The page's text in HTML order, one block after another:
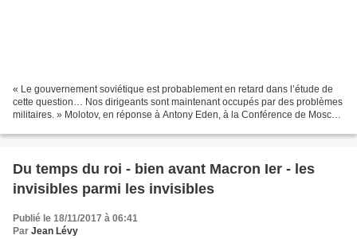
« Le gouvernement soviétique est probablement en retard dans l’étude de
cette question… Nos dirigeants sont maintenant occupés par des problèmes
militaires. » Molotov, en réponse à Antony Eden, à la Conférence de Moscou
Du temps du roi - bien avant Macron Ier - les
invisibles parmi les invisibles
Publié le 18/11/2017 à 06:41
Par Jean Lévy